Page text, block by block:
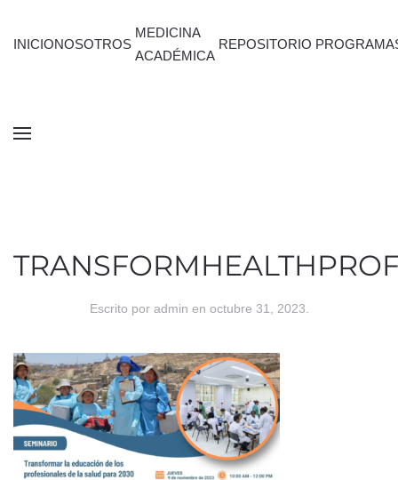
INICIONOSOTROS
MEDICINA
ACADÉMICA
REPOSITORIO
Escrito por admin en octubre 31, 2023